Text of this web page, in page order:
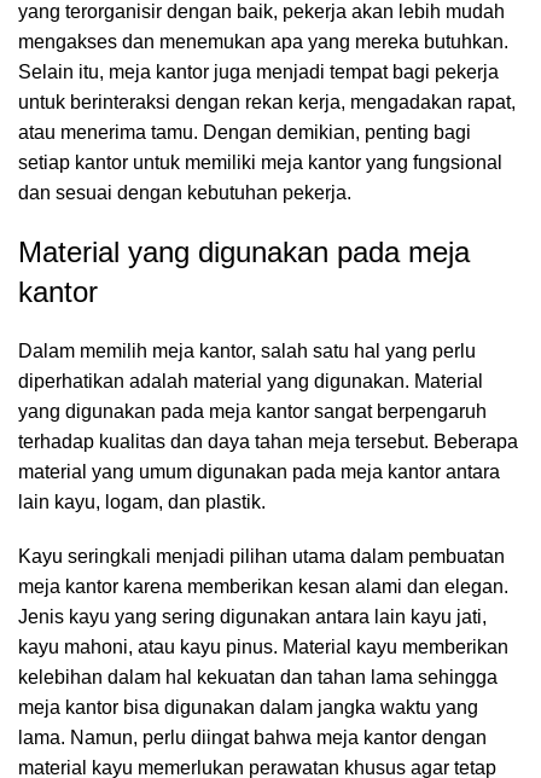
yang terorganisir dengan baik, pekerja akan lebih mudah
mengakses dan menemukan apa yang mereka butuhkan.
Selain itu, meja kantor juga menjadi tempat bagi pekerja
untuk berinteraksi dengan rekan kerja, mengadakan rapat,
atau menerima tamu. Dengan demikian, penting bagi
setiap kantor untuk memiliki meja kantor yang fungsional
dan sesuai dengan kebutuhan pekerja.
Material yang digunakan pada meja
kantor
Dalam memilih meja kantor, salah satu hal yang perlu
diperhatikan adalah material yang digunakan. Material
yang digunakan pada meja kantor sangat berpengaruh
terhadap kualitas dan daya tahan meja tersebut. Beberapa
material yang umum digunakan pada meja kantor antara
lain kayu, logam, dan plastik.
Kayu seringkali menjadi pilihan utama dalam pembuatan
meja kantor karena memberikan kesan alami dan elegan.
Jenis kayu yang sering digunakan antara lain kayu jati,
kayu mahoni, atau kayu pinus. Material kayu memberikan
kelebihan dalam hal kekuatan dan tahan lama sehingga
meja kantor bisa digunakan dalam jangka waktu yang
lama. Namun, perlu diingat bahwa meja kantor dengan
material kayu memerlukan perawatan khusus agar tetap